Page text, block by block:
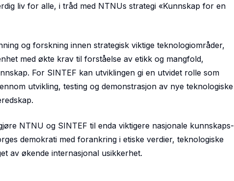
liv for alle, i tråd med NTNUs strategi «Kunnskap for en
og forskning innen strategisk viktige teknologiområder,
med økte krav til forståelse av etikk og mangfold,
For SINTEF kan utviklingen gi en utvidet rolle som
utvikling, testing og demonstrasjon av nye teknologiske
NTNU og SINTEF til enda viktigere nasjonale kunnskaps-
demokrati med forankring i etiske verdier, teknologiske
av økende internasjonal usikkerhet.